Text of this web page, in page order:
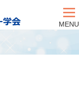
MENU